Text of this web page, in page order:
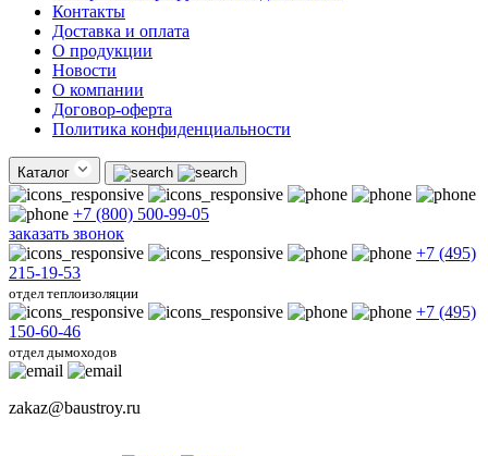
Контакты
Доставка и оплата
О продукции
Новости
О компании
Договор-оферта
Политика конфиденциальности
Каталог
+7 (800) 500-99-05
заказать звонок
+7 (495)
215-19-53
отдел теплоизоляции
+7 (495)
150-60-46
отдел дымоходов
zakaz@baustroy.ru